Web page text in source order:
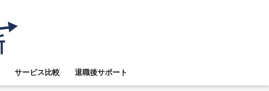
サービス比較 退職後サポート